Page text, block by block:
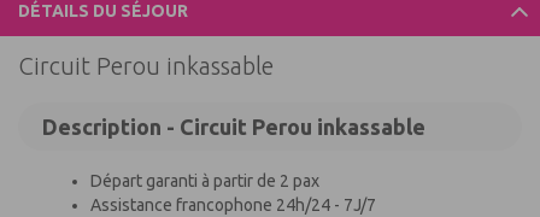
DÉTAILS DU SÉJOUR
Circuit Perou inkassable
Description - Circuit Perou inkassable
Départ garanti à partir de 2 pax
Assistance francophone 24h/24 - 7J/7